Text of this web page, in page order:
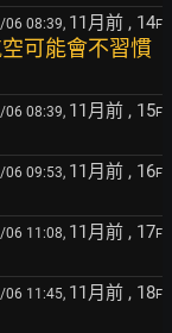
06 08:39, 11月前 , 14F
可能會不習慣
06 08:39, 11月前 , 15F
06 09:53, 11月前 , 16F
06 11:08, 11月前 , 17F
06 11:45, 11月前 , 18F